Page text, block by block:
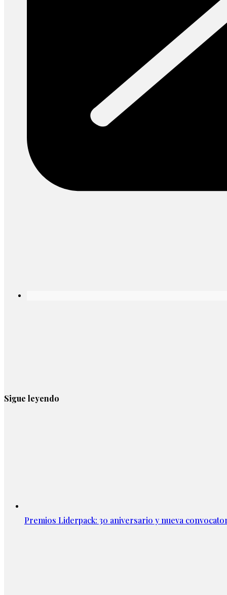
Sigue leyendo
Premios Liderpack: 30 aniversario y nueva